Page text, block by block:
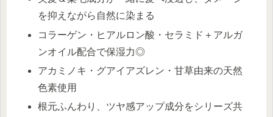
を抑えながら自然に染まる
コラーゲン・ヒアルロン酸・セラミド＋アルガ
ンオイル配合で保湿力◎
アカミノキ・グアイアズレン・甘草由来の天然
色素使用
根元ふんわり、ツヤ感アップ成分をシリーズ共